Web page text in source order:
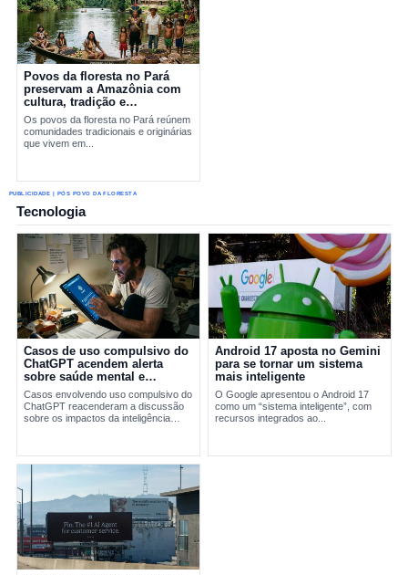
Povos da floresta no Pará
preservam a Amazônia com
cultura, tradição e
sustentabilidade
Os povos da floresta no Pará reúnem
comunidades tradicionais e originárias
que vivem em...
PUBLICIDADE | PÓS POVO DA FLORESTA
Tecnologia
Casos de uso compulsivo do
ChatGPT acendem alerta
sobre saúde mental e
inteligência artificial
Casos envolvendo uso compulsivo do
ChatGPT reacenderam a discussão
sobre os impactos da inteligência
validação...
Android 17 aposta no Gemini
para se tornar um sistema
mais inteligente
O Google apresentou o Android 17
como um “sistema inteligente”, com
recursos integrados ao...